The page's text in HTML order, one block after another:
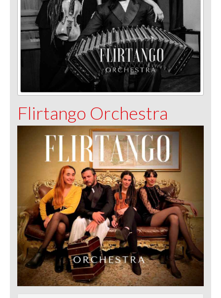
Flirtango Orchestra